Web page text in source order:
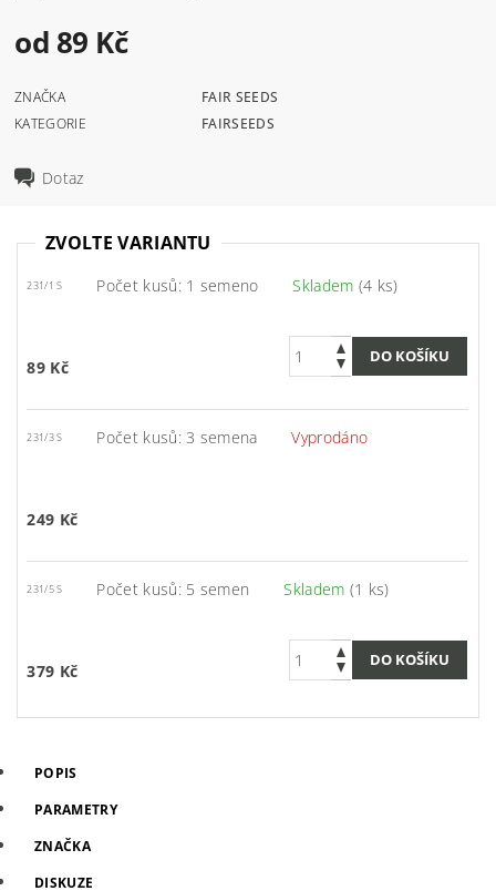
od 89 Kč
ZNAČKA
FAIR SEEDS
KATEGORIE
FAIRSEEDS
Dotaz
ZVOLTE VARIANTU
231/1 S Počet kusů: 1 semeno Skladem (4 ks)
89 Kč
231/3 S Počet kusů: 3 semena Vyprodáno
249 Kč
231/5 S Počet kusů: 5 semen Skladem (1 ks)
379 Kč
POPIS
PARAMETRY
ZNAČKA
DISKUZE